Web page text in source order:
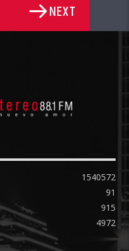
NEXT
1540572
91
915
4972